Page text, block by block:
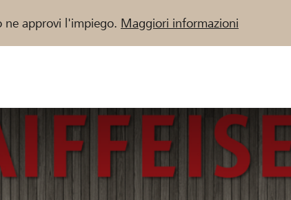
ne approvi l'impiego. Maggiori informazioni
Raiffeisen